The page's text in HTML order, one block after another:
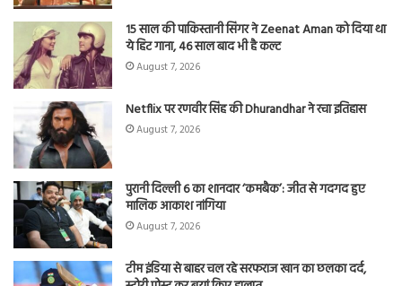
15 साल की पाकिस्तानी सिंगर ने Zeenat Aman को दिया था
ये हिट गाना, 46 साल बाद भी है कल्ट
August 7, 2026
Netflix पर रणवीर सिंह की Dhurandhar ने रचा इतिहास
August 7, 2026
पुरानी दिल्ली 6 का शानदार ‘कमबैक’: जीत से गदगद हुए
मालिक आकाश नांगिया
August 7, 2026
टीम इंडिया से बाहर चल रहे सरफराज खान का छलका दर्द,